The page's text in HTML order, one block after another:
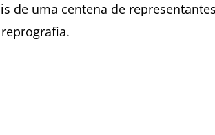
de uma centena de